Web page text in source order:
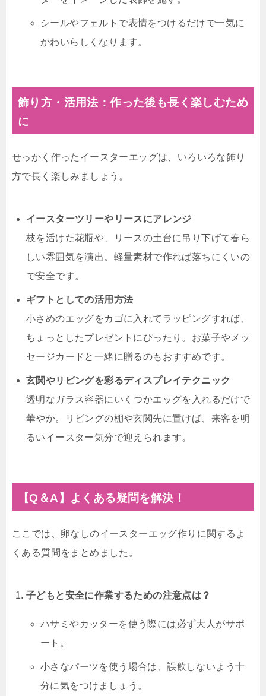
シールやフェルトで表情をつけるだけで一気に
かわいらしくなります。
飾り方・活用法：作った後も長く楽しむため
に
せっかく作ったイースターエッグは、いろいろな飾り
方で長く楽しみましょう。
イースターツリーやリースにアレンジ
枝を活けた花瓶や、リースの土台に吊り下げて春ら
しい雰囲気を演出。軽量素材で作れば落ちにくいの
で安全です。
ギフトとしての活用方法
小さめのエッグをカゴに入れてラッピングすれば、
ちょっとしたプレゼントにぴったり。お菓子やメッ
セージカードと一緒に贈るのもおすすめです。
玄関やリビングを彩るディスプレイテクニック
透明なガラス容器にいくつかエッグを入れるだけで
華やか。リビングの棚や玄関先に置けば、来客を明
るいイースター気分で迎えられます。
【Q＆A】よくある疑問を解決！
ここでは、卵なしのイースターエッグ作りに関するよ
くある質問をまとめました。
子どもと安全に作業するための注意点は？
ハサミやカッターを使う際には必ず大人がサポ
ート。
小さなパーツを使う場合は、誤飲しないよう十
分に気をつけましょう。